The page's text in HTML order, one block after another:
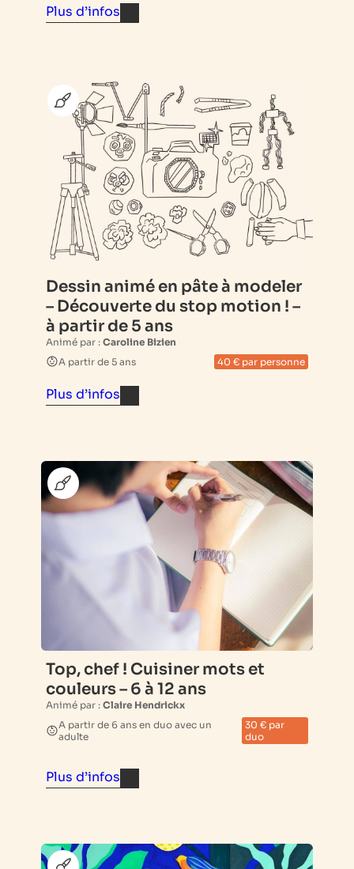
Plus d’infos
Dessin animé en pâte à modeler
– Découverte du stop motion ! –
à partir de 5 ans
Animé par : Caroline Bizien
A partir de 5 ans
40 € par personne
Plus d’infos
Top, chef ! Cuisiner mots et
couleurs – 6 à 12 ans
Animé par : Claire Hendrickx
A partir de 6 ans en duo avec un
adulte
30 € par
duo
Plus d’infos